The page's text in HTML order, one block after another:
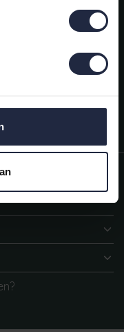
AANMELDEN
betaal facturen of
met onze klantenservice.